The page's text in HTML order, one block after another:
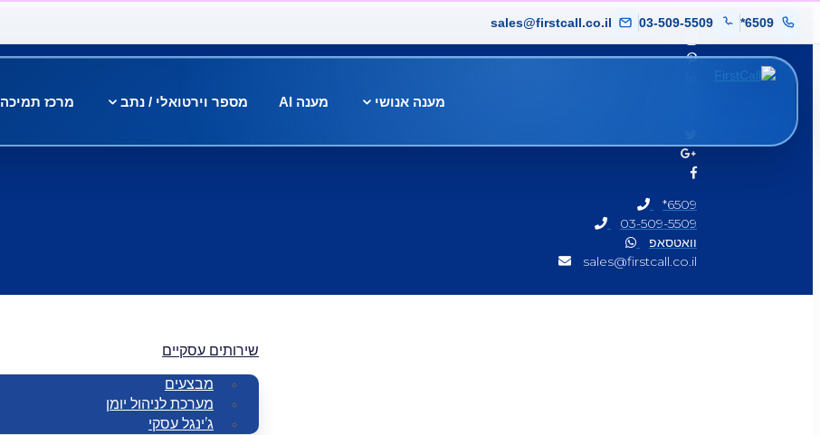
*6509
03-509-5509
sales@firstcall.co.il
מענה אנושי מענה AI מספר וירטואלי / נתב מרכז תמיכה
*6509
03-509-5509
וואטסאפ
sales@firstcall.co.il
שירותים עסקיים
מבצעים
מערכת לניהול יומן
ג’ינגל עסקי